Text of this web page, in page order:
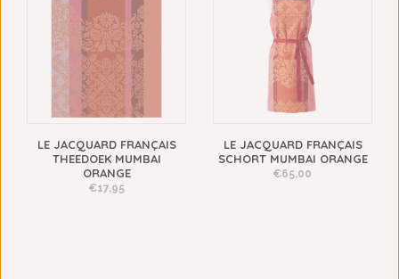
LE JACQUARD FRANÇAIS
THEEDOEK MUMBAI
ORANGE
€17,95
LE JACQUARD FRANÇAIS
SCHORT MUMBAI ORANGE
€65,00